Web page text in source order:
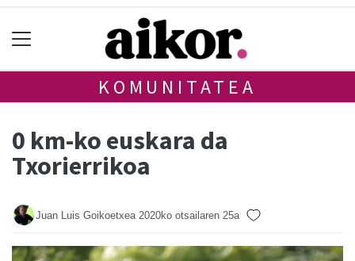
KOMUNITATEA
0 km-ko euskara da
Txorierrikoa
Juan Luis Goikoetxea 2020ko otsailaren 25a